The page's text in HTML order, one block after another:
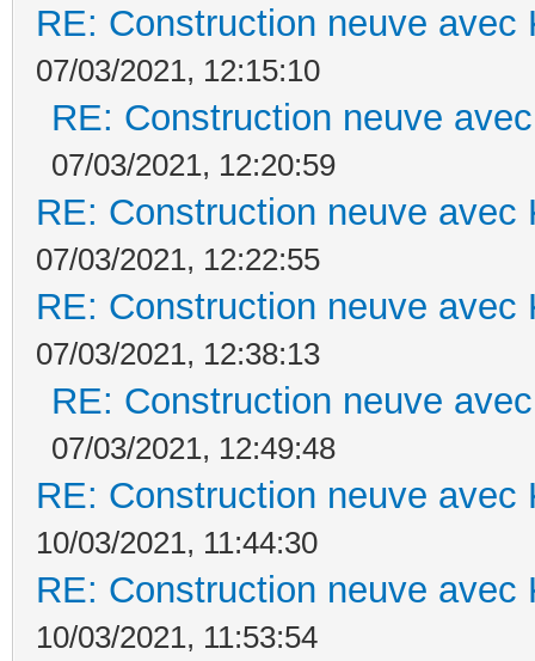
RE: Construction neuve avec
07/03/2021, 12:15:10
RE: Construction neuve
07/03/2021, 12:20:59
RE: Construction neuve avec
07/03/2021, 12:22:55
RE: Construction neuve avec
07/03/2021, 12:38:13
RE: Construction neuve
07/03/2021, 12:49:48
RE: Construction neuve avec
10/03/2021, 11:44:30
RE: Construction neuve avec
10/03/2021, 11:53:54